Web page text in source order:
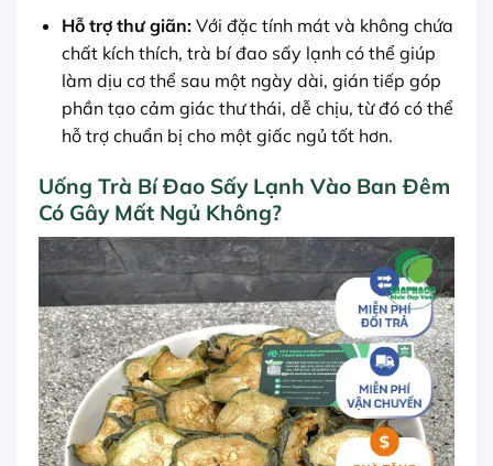
Hỗ trợ thư giãn:Với đặc tính mát và không chứa
chất kích thích, trà bí đao sấy lạnh có thể giúp
làm dịu cơ thể sau một ngày dài, gián tiếp góp
phần tạo cảm giác thư thái, dễ chịu, từ đó có thể
hỗ trợ chuẩn bị cho một giấc ngủ tốt hơn.
Uống Trà Bí Đao Sấy Lạnh Vào Ban Đêm
Có Gây Mất Ngủ Không?